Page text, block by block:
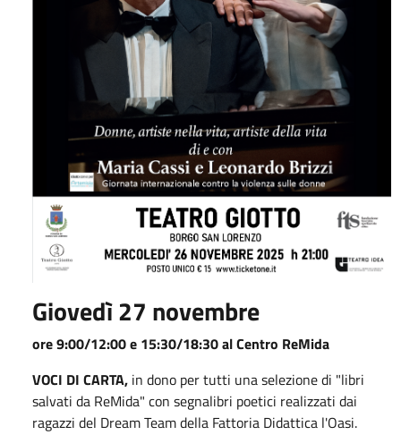
Giovedì 27 novembre
ore 9:00/12:00 e 15:30/18:30 al Centro ReMida
VOCI DI CARTA, in dono per tutti una selezione di "libri
salvati da ReMida" con segnalibri poetici realizzati dai
ragazzi del Dream Team della Fattoria Didattica l'Oasi.